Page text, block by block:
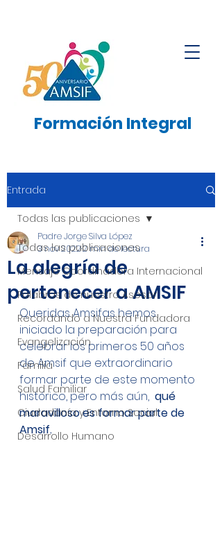
Formación Integral
Entrada
Todas las publicaciones
Mensaje Coordinadora Internacional
Palabras de nuestro Asesor
Recordando a Nuestra Fundadora
Evangelización
Familia
Salud Familiar
Ciudadanía y Entorno Social
Desarrollo Humano
Todas las publicaciones
La alegría de
pertenecer a AMSIF
Padre Jorge Silva López
3 nov 20222 min de lectura
Queridas Amsifas hemos
iniciado la preparación para
celebrar los primeros 50 años
de Amsif que extraordinario
formar parte de este momento
histórico, pero más aún, qué
maravilloso es formar parte de
Amsif.